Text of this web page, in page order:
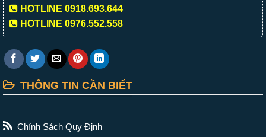
HOTLINE 0918.693.644
HOTLINE 0976.552.558
THÔNG TIN CẦN BIẾT
Chính Sách Quy Định